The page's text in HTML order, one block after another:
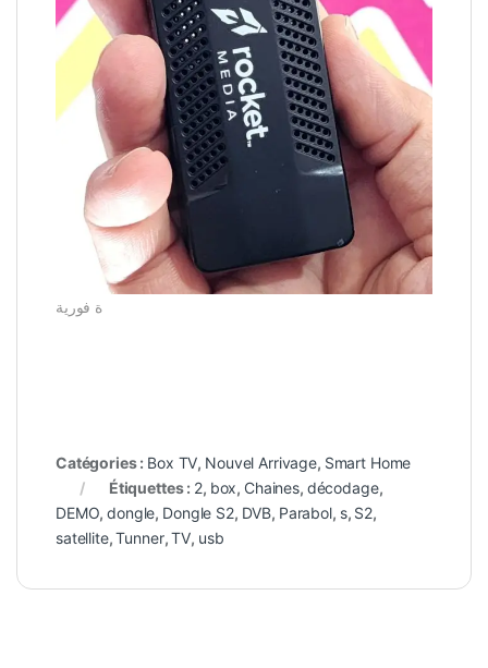
ة فورية
Catégories : Box TV, Nouvel Arrivage, Smart Home
Étiquettes : 2, box, Chaines, décodage,
DEMO,dongle, Dongle S2, DVB, Parabol, s, S2,
satellite,Tunner,TV, usb